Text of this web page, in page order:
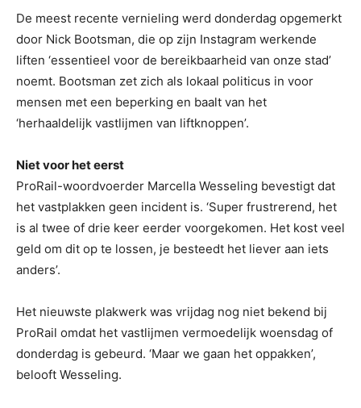
De meest recente vernieling werd donderdag opgemerkt
door Nick Bootsman, die op zijn Instagram werkende
liften ‘essentieel voor de bereikbaarheid van onze stad’
noemt. Bootsman zet zich als lokaal politicus in voor
mensen met een beperking en baalt van het
‘herhaaldelijk vastlijmen van liftknoppen’.
Niet voor het eerst
ProRail-woordvoerder Marcella Wesseling bevestigt dat
het vastplakken geen incident is. ‘Super frustrerend, het
is al twee of drie keer eerder voorgekomen. Het kost veel
geld om dit op te lossen, je besteedt het liever aan iets
anders’.
Het nieuwste plakwerk was vrijdag nog niet bekend bij
ProRail omdat het vastlijmen vermoedelijk woensdag of
donderdag is gebeurd. ‘Maar we gaan het oppakken’,
belooft Wesseling.